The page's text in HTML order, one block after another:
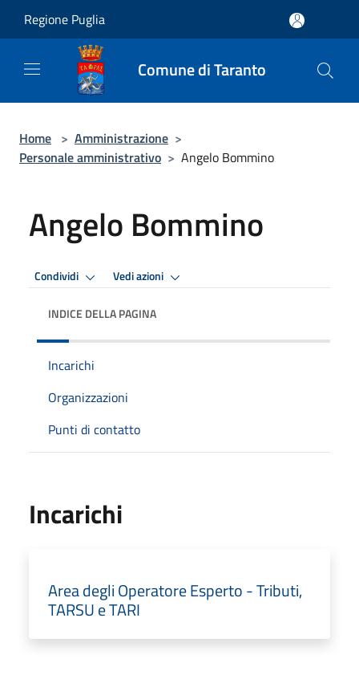
Regione Puglia
Comune di Taranto
Home > Amministrazione >
Personale amministrativo > Angelo Bommino
Angelo Bommino
Condividi Vedi azioni
INDICE DELLA PAGINA
Incarichi
Organizzazioni
Punti di contatto
Incarichi
Area degli Operatore Esperto - Tributi,
TARSU e TARI